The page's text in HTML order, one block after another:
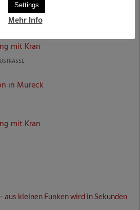
mit Kran
mit Kran
in Mureck
mit Kran
aus kleinen Funken wird in Sekunden
Settings
Mehr Info